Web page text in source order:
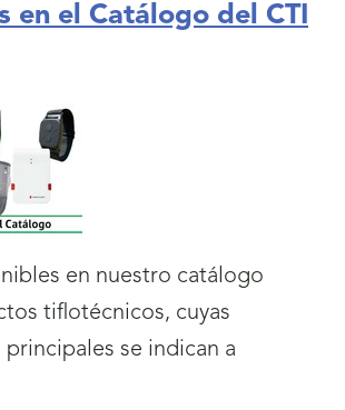
en el Catálogo del CTI
en nuestro catálogo
tiflotécnicos, cuyas
principales se indican a